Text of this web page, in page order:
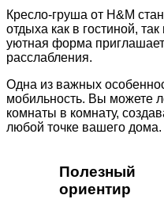
Кресло-груша от H&M
отдыха как в гостиной,
уютная форма
расслабления.
Одна из важных
мобильность. Вы можете
комнаты в комнату,
любой точке вашего дома.
Полезный
ориентир